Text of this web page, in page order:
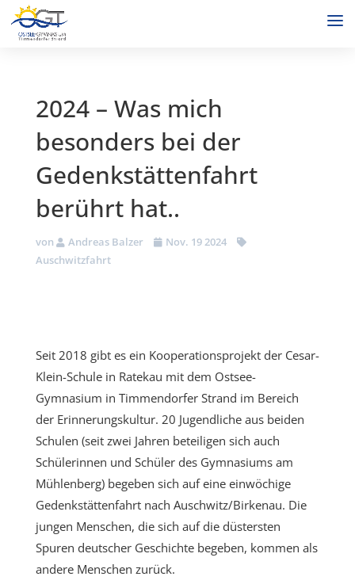
2024 – Was mich
besonders bei der
Gedenkstättenfahrt
berührt hat..
von Andreas Balzer
Nov. 19 2024
Auschwitzfahrt
Seit 2018 gibt es ein Kooperationsprojekt der Cesar-
Klein-Schule in Ratekau mit dem Ostsee-
Gymnasium in Timmendorfer Strand im Bereich
der Erinnerungskultur. 20 Jugendliche aus beiden
Schulen (seit zwei Jahren beteiligen sich auch
Schülerinnen und Schüler des Gymnasiums am
Mühlenberg) begeben sich auf eine einwöchige
Gedenkstättenfahrt nach Auschwitz/Birkenau. Die
jungen Menschen, die sich auf die düstersten
Spuren deutscher Geschichte begeben, kommen als
andere Menschen zurück.